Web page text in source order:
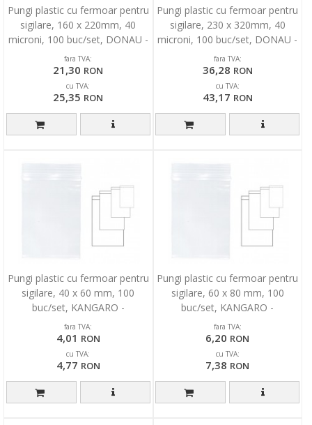
Pungi plastic cu fermoar pentru
sigilare, 160 x 220mm, 40
microni, 100 buc/set, DONAU -
transparente
fara TVA:
21,30 RON
cu TVA:
25,35 RON
Pungi plastic cu fermoar pentru
sigilare, 230 x 320mm, 40
microni, 100 buc/set, DONAU -
transparente
fara TVA:
36,28 RON
cu TVA:
43,17 RON
Pungi plastic cu fermoar pentru
sigilare, 40 x 60 mm, 100
buc/set, KANGARO -
transparente
fara TVA:
4,01 RON
cu TVA:
4,77 RON
Pungi plastic cu fermoar pentru
sigilare, 60 x 80 mm, 100
buc/set, KANGARO -
transparente
fara TVA:
6,20 RON
cu TVA:
7,38 RON